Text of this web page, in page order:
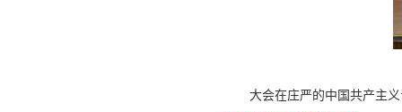
大会在庄严的中国共产主